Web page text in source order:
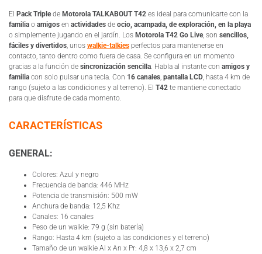
El Pack Triplede Motorola TALKABOUT T42 es ideal para comunicarte con la
familia o amigos en actividades de ocio, acampada, de exploración, en la playa
o simplemente jugando en el jardín. Los Motorola T42 Go Live, son sencillos,
fáciles y divertidos, unos walkie-talkies perfectos para mantenerse en
contacto, tanto dentro como fuera de casa. Se configura en un momento
gracias a la función de sincronización sencilla. Habla al instante con amigos y
familia con solo pulsar una tecla. Con 16 canales, pantalla LCD, hasta 4 km de
rango (sujeto a las condiciones y al terreno). El T42 te mantiene conectado
para que disfrute de cada momento.
CARACTERÍSTICAS
GENERAL:
Colores: Azul y negro
Frecuencia de banda: 446 MHz
Potencia de transmisión: 500 mW
Anchura de banda: 12,5 Khz
Canales: 16 canales
Peso de un walkie: 79 g (sin batería)
Rango: Hasta 4 km (sujeto a las condiciones y el terreno)
Tamaño de un walkie Al x An x Pr: 4,8 x 13,6 x 2,7 cm